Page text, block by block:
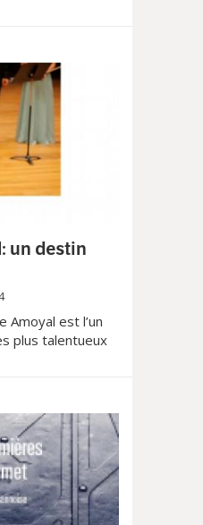
un destin
Amoyal est l’un
plus talentueux
Un ouvrage